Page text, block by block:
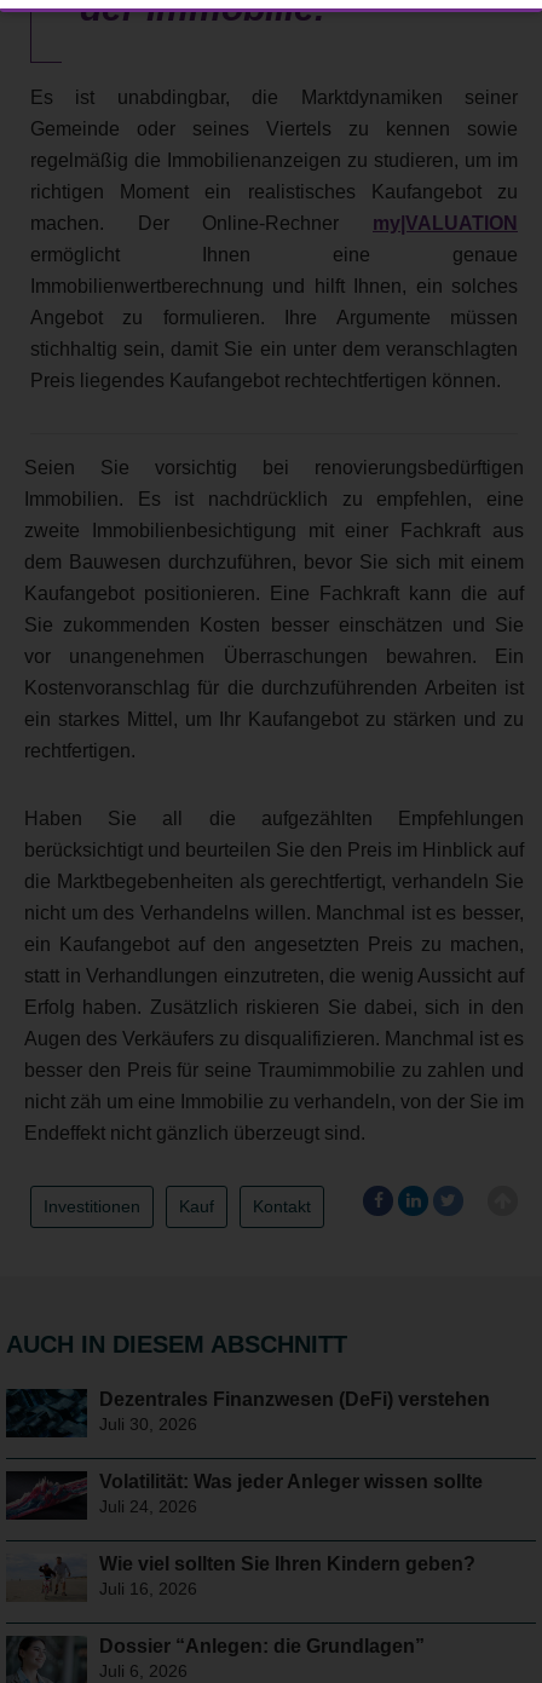
der Immobilie.
Es ist unabdingbar, die Marktdynamiken seiner
Gemeinde oder seines Viertels zu kennen sowie
regelmäßig die Immobilienanzeigen zu studieren, um im
richtigen Moment ein realistisches Kaufangebot zu
machen. Der Online-Rechner my|VALUATION
ermöglicht Ihnen eine genaue
Immobilienwertberechnung und hilft Ihnen, ein solches
Angebot zu formulieren. Ihre Argumente müssen
stichhaltig sein, damit Sie ein unter dem veranschlagten
Preis liegendes Kaufangebot rechtechtfertigen können.
Seien Sie vorsichtig bei renovierungsbedürftigen
Immobilien. Es ist nachdrücklich zu empfehlen, eine
zweite Immobilienbesichtigung mit einer Fachkraft aus
dem Bauwesen durchzuführen, bevor Sie sich mit einem
Kaufangebot positionieren. Eine Fachkraft kann die auf
Sie zukommenden Kosten besser einschätzen und Sie
vor unangenehmen Überraschungen bewahren. Ein
Kostenvoranschlag für die durchzuführenden Arbeiten ist
ein starkes Mittel, um Ihr Kaufangebot zu stärken und zu
rechtfertigen.
Haben Sie all die aufgezählten Empfehlungen
berücksichtigt und beurteilen Sie den Preis im Hinblick auf
die Marktbegebenheiten als gerechtfertigt, verhandeln Sie
nicht um des Verhandelns willen. Manchmal ist es besser,
ein Kaufangebot auf den angesetzten Preis zu machen,
statt in Verhandlungen einzutreten, die wenig Aussicht auf
Erfolg haben. Zusätzlich riskieren Sie dabei, sich in den
Augen des Verkäufers zu disqualifizieren. Manchmal ist es
besser den Preis für seine Traumimmobilie zu zahlen und
nicht zäh um eine Immobilie zu verhandeln, von der Sie im
Endeffekt nicht gänzlich überzeugt sind.
Investitionen Kauf Kontakt
AUCH IN DIESEM ABSCHNITT
Dezentrales Finanzwesen (DeFi) verstehen
Juli 30, 2026
Volatilität: Was jeder Anleger wissen sollte
Juli 24, 2026
Wie viel sollten Sie Ihren Kindern geben?
Juli 16, 2026
Dossier “Anlegen: die Grundlagen”
Juli 6, 2026